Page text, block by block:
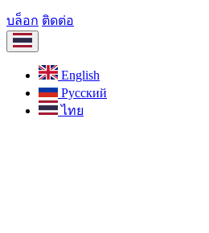
บล็อก ติดต่อ
English
Русский
ไทย